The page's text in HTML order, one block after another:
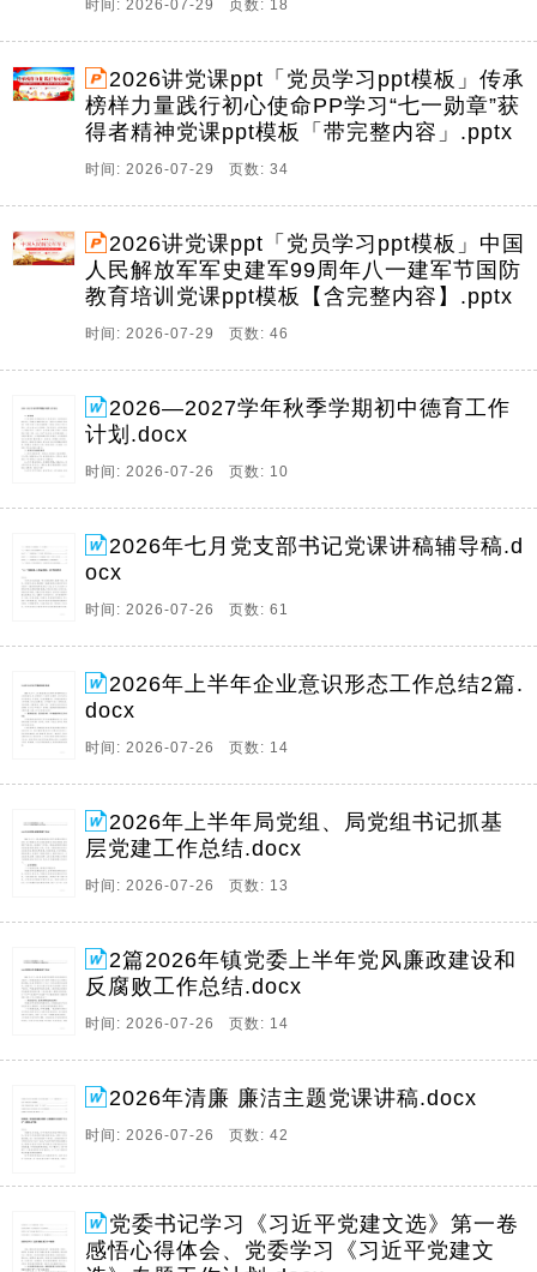
时间: 2026-07-29 页数: 18
2026讲党课ppt「党员学习ppt模板」传承
榜样力量践行初心使命PP学习“七一勋章”获
得者精神党课ppt模板「带完整内容」.pptx
时间: 2026-07-29 页数: 34
2026讲党课ppt「党员学习ppt模板」中国
人民解放军军史建军99周年八一建军节国防
教育培训党课ppt模板【含完整内容】.pptx
时间: 2026-07-29 页数: 46
2026—2027学年秋季学期初中德育工作
计划.docx
时间: 2026-07-26 页数: 10
2026年七月党支部书记党课讲稿辅导稿.d
ocx
时间: 2026-07-26 页数: 61
2026年上半年企业意识形态工作总结2篇.
docx
时间: 2026-07-26 页数: 14
2026年上半年局党组、局党组书记抓基
层党建工作总结.docx
时间: 2026-07-26 页数: 13
2篇2026年镇党委上半年党风廉政建设和
反腐败工作总结.docx
时间: 2026-07-26 页数: 14
2026年清廉 廉洁主题党课讲稿.docx
时间: 2026-07-26 页数: 42
党委书记学习《习近平党建文选》第一卷
感悟心得体会、党委学习《习近平党建文